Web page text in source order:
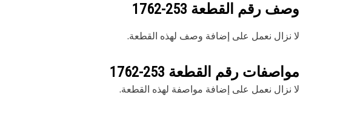
وصف رقم القطعة 253-1762
لا نزال نعمل على إضافة وصف لهذه القطعة.
مواصفات رقم القطعة 253-1762
لا نزال نعمل على إضافة مواصفة لهذه القطعة.